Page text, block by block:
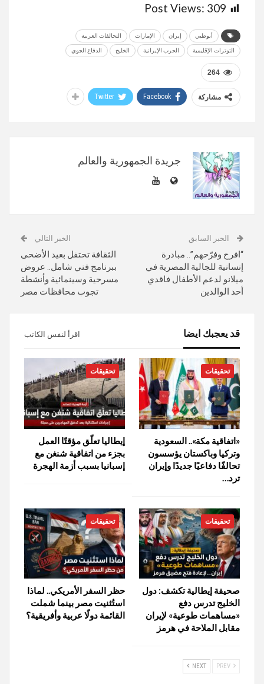
Post Views: 309
أبوظبي إيران الإمارات التحالفات العربية
التوترات الإقليمية الحرب الإيرانية الخليج الدفاع الجوي
264
مشاركة Facebook
Twitter
جريدة الجمهورية والعالم
الخبر السابق
“افرح وفرّحهم”.. مبادرة
إنسانية للجالية المصرية في
ميلانو لدعم الأطفال فاقدي
أحد الوالدين
الخبر التالي
الثقافة تحتفل بعيد الأضحى
ببرنامج فني شامل.. عروض
مسرحية وسينمائية وأنشطة
تجوب محافظات مصر
قد يعجبك ايضا اقرأ لنفس الكاتب
تحقيقات
«اتفاقية مكة».. السعودية
وتركيا وباكستان يؤسسون
تحالفًا دفاعيًا جديدًا وإيران
ترد…
تحقيقات
إيطاليا تعلّق مؤقتًا العمل
بجزء من اتفاقية شنغن مع
إسبانيا بسبب أزمة الهجرة
تحقيقات
صحيفة إيطالية تكشف: دول
الخليج تدرس دفع
«مساهمات طوعية» لإيران
مقابل الملاحة في هرمز
تحقيقات
حظر السفر الأمريكي.. لماذا
استُثنيت مصر بينما شملت
القائمة دولًا عربية وأفريقية؟
NEXT